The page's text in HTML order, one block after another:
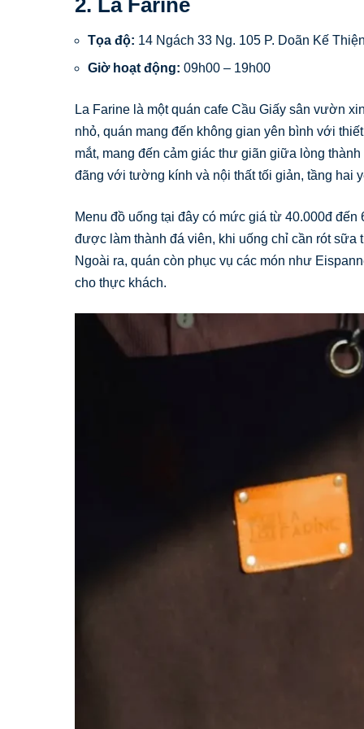
Tọa độ: 14 Ngách 33 Ng. 105 P. Doãn Kế
Giờ hoạt động: 09h00 – 19h00
La Farine là một quán cafe Cầu Giấy sân vườn
nhỏ, quán mang đến không gian yên bình với
mắt, mang đến cảm giác thư giãn giữa lòng
đãng với tường kính và nội thất tối giản, tầng hai
Menu đồ uống tại đây có mức giá từ 40.000đ
được làm thành đá viên, khi uống chỉ cần rót
Ngoài ra, quán còn phục vụ các món như
cho thực khách.